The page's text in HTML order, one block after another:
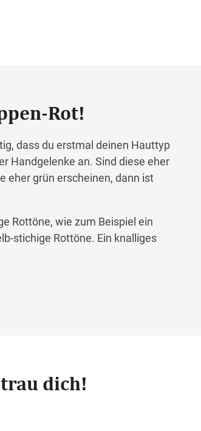
Rot!
dass du erstmal deinen Hauttyp
Handgelenke an. Sind diese eher
eher grün erscheinen, dann ist
Rottöne, wie zum Beispiel ein
stichige Rottöne. Ein knalliges
dich!